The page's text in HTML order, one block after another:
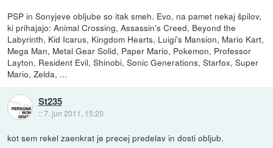
PSP in Sonyjeve obljube so itak smeh. Evo, na pamet nekaj špilov,
ki prihajajo: Animal Crossing, Assassin's Creed, Beyond the
Labyrinth, Kid Icarus, Kingdom Hearts, Luigi's Mansion, Mario Kart,
Mega Man, Metal Gear Solid, Paper Mario, Pokemon, Professor
Layton, Resident Evil, Shinobi, Sonic Generations, Starfox, Super
Mario, Zelda, ...
St235
::7. jun 2011, 15:20
kot sem rekel zaenkrat je precej predelav in dosti obljub.